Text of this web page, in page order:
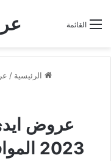
القائمة
الرئيسية /